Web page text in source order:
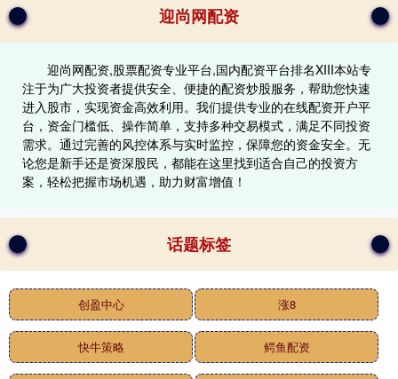
迎尚网配资
迎尚网配资,股票配资专业平台,国内配资平台排名XIII‌本站专
注于为广大投资者提供安全、便捷的配资炒股服务，帮助您快速
进入股市，实现资金高效利用。我们提供专业的在线配资开户平
台，资金门槛低、操作简单，支持多种交易模式，满足不同投资
需求。通过完善的风控体系与实时监控，保障您的资金安全。无
论您是新手还是资深股民，都能在这里找到适合自己的投资方
案，轻松把握市场机遇，助力财富增值！
话题标签
创盈中心 涨8
快牛策略 鳄鱼配资